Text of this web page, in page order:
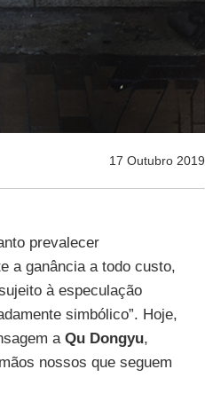
17 Outubro 2019
prevalecer
a ganância a todo custo,
à especulação
simbólico”. Hoje,
a Qu Dongyu,
nossos que seguem